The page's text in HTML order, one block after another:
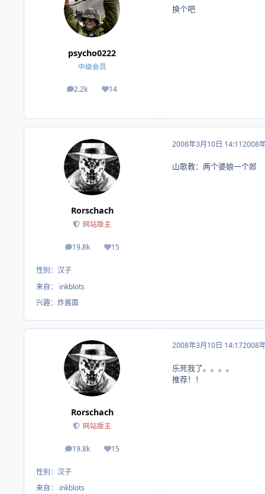
psycho0222
中级会员
2.2k
帖子 14
荣誉积分
换个吧
Rorschach
网站版主
19.8k
帖子 15
荣誉积分
性别： 汉子
来自：
inkblots
兴趣： 炸酱面
2008年3月10日 14:112008
山歌教：两个婆娘一个郎
Rorschach
网站版主
19.8k
帖子 15
荣誉积分
性别： 汉子
来自：
inkblots
2008年3月10日 14:172008
乐死我了。。。。
推荐！！